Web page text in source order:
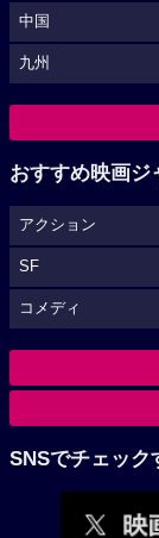
中国
九州
おすすめ映画ジ
アクション
SF
コメディ
SNSでチェック